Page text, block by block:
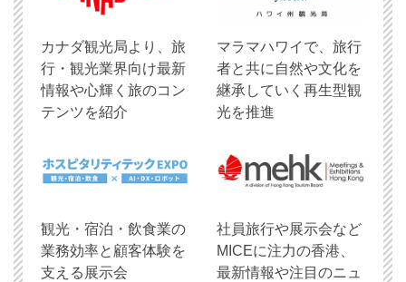
​カナダ観光局より、旅
行・観光業界向け最新
情報や心輝く旅のコン
テンツを紹介
マラマハワイで、旅行
者と共に自然や文化を
継承していく再生型観
光を推進
観光・宿泊・飲食業の
業務効率と顧客体験を
支える展示会
社員旅行や展示会など
MICEに注力の香港、
最新情報や注目のニュ